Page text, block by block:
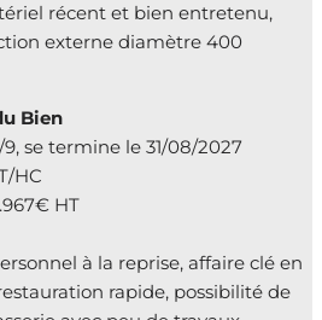
récent et bien entretenu,
externe diamètre 400
Bien
se termine le 31/08/2027
HC
HT
à la reprise, affaire clé en
rapide, possibilité de